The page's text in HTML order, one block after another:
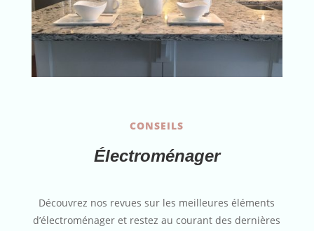
CONSEILS
Électroménager
Découvrez nos revues sur les meilleures éléments
d’électroménager et restez au courant des dernières